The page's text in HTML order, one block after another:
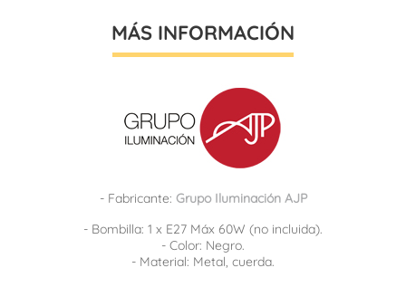
MÁS INFORMACIÓN
- Fabricante: Grupo Iluminación AJP
- Bombilla: 1 x E27 Máx 60W (no incluida).
- Color: Negro.
- Material: Metal, cuerda.